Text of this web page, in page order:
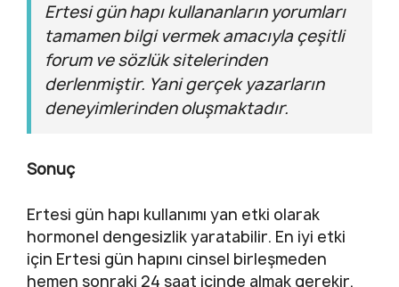
Ertesi gün hapı kullananların yorumları
tamamen bilgi vermek amacıyla çeşitli
forum ve sözlük sitelerinden
derlenmiştir. Yani gerçek yazarların
deneyimlerinden oluşmaktadır.
Sonuç
Ertesi gün hapı kullanımı yan etki olarak
hormonel dengesizlik yaratabilir. En iyi etki
için Ertesi gün hapını cinsel birleşmeden
hemen sonraki 24 saat içinde almak gerekir.